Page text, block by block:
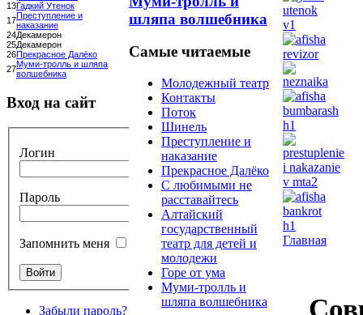
13Гадкий Утенок
17Преступление и
наказание
24Декамерон
25Декамерон
26Прекрасное Далёко
27Муми-тролль и шляпа
волшебника
Вход на сайт
Логин
Пароль
Запомнить меня
Забыли пароль?
шляпа волшебника
Самые читаемые
Молодежный театр
Контакты
Поток
Шинель
Преступление и
наказание
Прекрасное Далёко
С любимыми не
расставайтесь
Алтайский
государственный
театр для детей и
молодежи
Горе от ума
Муми-тролль и
шляпа волшебника
Главная